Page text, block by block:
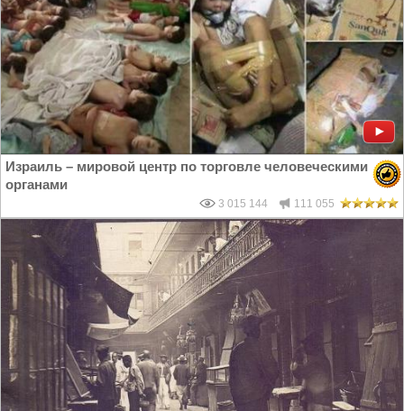
Израиль – мировой центр по торговле человеческими
органами
3 015 144 111 055